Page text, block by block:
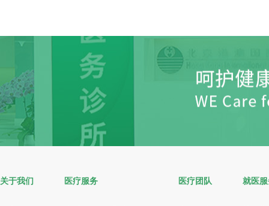
关于我们 医疗服务 医疗团队 就医